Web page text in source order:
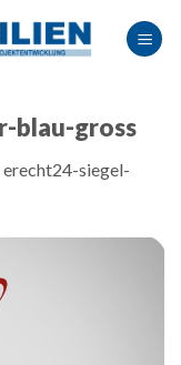
blau-gross
erecht24-siegel-